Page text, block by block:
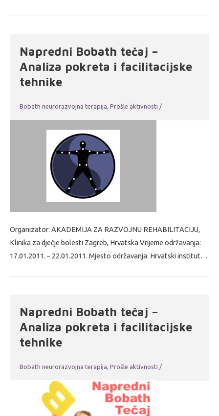
Napredni Bobath tečaj –
Analiza pokreta i facilitacijske
tehnike
Bobath neurorazvojna terapija Prošle aktivnosti /
Organizator: AKADEMIJA ZA RAZVOJNU REHABILITACIJU,
Klinika za dječje bolesti Zagreb, Hrvatska Vrijeme održavanja:
17.01.2011. – 22.01.2011. Mjesto održavanja: Hrvatski institut…
Napredni Bobath tečaj –
Analiza pokreta i facilitacijske
tehnike
Bobath neurorazvojna terapija, Prošle aktivnosti /